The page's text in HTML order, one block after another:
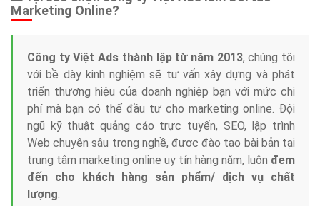
Marketing Online?
Công ty Việt Ads thành lập từ năm 2013, chúng tôi
với bề dày kinh nghiệm sẽ tư vấn xây dựng và phát
triển thương hiệu của doanh nghiệp bạn với mức chi
phí mà bạn có thể đầu tư cho marketing online. Đội
ngũ kỹ thuật quảng cáo trực tuyến, SEO, lập trình
Web chuyên sâu trong nghề, được đào tạo bài bản tại
trung tâm marketing online uy tín hàng năm, luôn đem
đến cho khách hàng sản phẩm/ dịch vụ chất
lượng.